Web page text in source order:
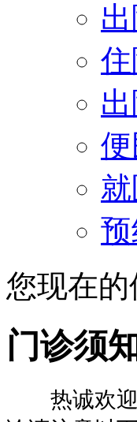
您现在的
门诊须
热诚欢迎